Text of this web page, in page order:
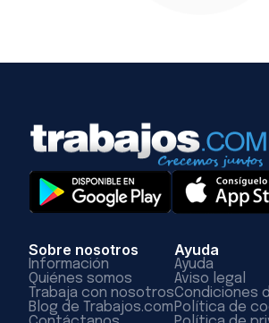
Sobre nosotros
Información
Quiénes somos
Trabaja con nosotros
Blog de Trabajos.com
Ayuda
Ayuda
Aviso legal
Condiciones
Política de